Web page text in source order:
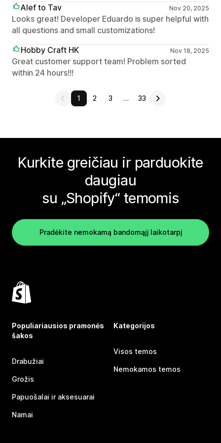
Alef to Tav Nov 20, 2025
Looks great! Developer Eduardo is super helpful with
all questions and small customizations!
Hobby Craft HK
Nov 18, 2025
Great customer support team! Problem sorted
within 24 hours!!!
1 2 3 … 33
Kurkite greičiau ir parduokite
daugiau
su „Shopify“ temomis
Pradėkite nemokamą bandomąjį laikotarpį
Populiariausios pramonės
šakos
Drabužiai
Grožis
Papuošalai ir aksesuarai
Namai
Kategorijos
Visos temos
Nemokamos temos